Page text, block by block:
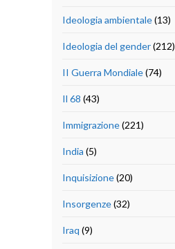
Ideologia ambientale(13)
Ideologia del gender(212)
II Guerra Mondiale(74)
Il 68 (43)
Immigrazione(221)
India (5)
Inquisizione(20)
Insorgenze(32)
Iraq (9)